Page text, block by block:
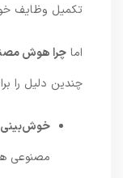
تکمیل وظایف خود
چرا هوش مصنوعی
چندین دلیل را برای
خوش‌بینی
مصنوعی هنوز